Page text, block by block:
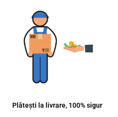
Plătești la livrare, 100% sigur